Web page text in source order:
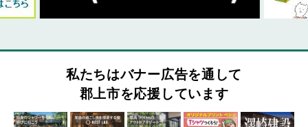
私たちはバナー広告を通して
郡上市を応援しています